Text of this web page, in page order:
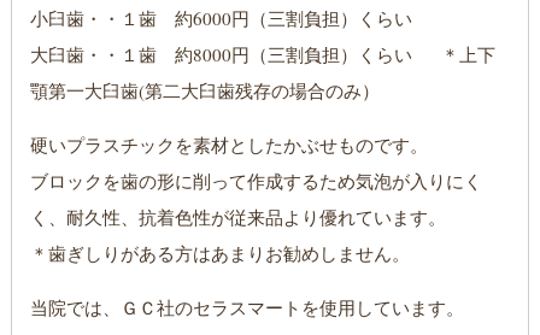
小臼歯・・１歯 約6000円（三割負担）くらい
大臼歯・・１歯 約8000円（三割負担）くらい ＊上下
顎第一大臼歯(第二大臼歯残存の場合のみ）
硬いプラスチックを素材としたかぶせものです。
ブロックを歯の形に削って作成するため気泡が入りにく
く、耐久性、抗着色性が従来品より優れています。
＊歯ぎしりがある方はあまりお勧めしません。
当院では、ＧＣ社のセラスマートを使用しています。